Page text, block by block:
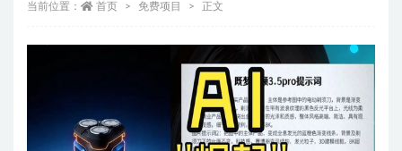
当前位置： 首页 免费项目 正文